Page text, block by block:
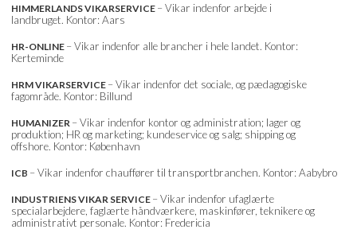
HIMMERLANDS VIKARSERVICE – Vikar indenfor arbejde i
landbruget. Kontor: Aars
HR-ONLINE – Vikar indenfor alle brancher i hele landet. Kontor:
Kerteminde
HRM VIKARSERVICE – Vikar indenfor det sociale, og pædagogiske
fagområde. Kontor: Billund
HUMANIZER – Vikar indenfor kontor og administration; lager og
produktion; HR og marketing; kundeservice og salg; shipping og
offshore. Kontor: København
ICB – Vikar indenfor chauffører til transportbranchen. Kontor: Aabybro
INDUSTRIENS VIKAR SERVICE – Vikar indenfor ufaglærte
specialarbejdere, faglærte håndværkere, maskinfører, teknikere og
administrativt personale. Kontor: Fredericia